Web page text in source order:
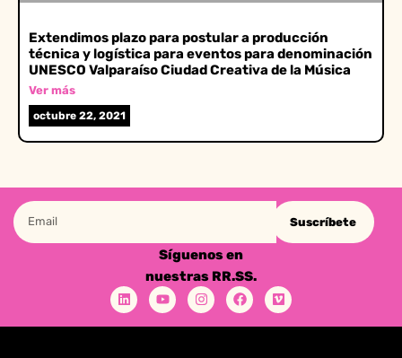
Extendimos plazo para postular a producción
técnica y logística para eventos para denominación
UNESCO Valparaíso Ciudad Creativa de la Música
Ver más
octubre 22, 2021
Suscríbete
Síguenos en
nuestras RR.SS.